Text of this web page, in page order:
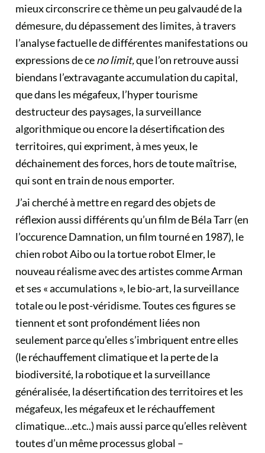
mieux circonscrire ce thème un peu galvaudé de la
démesure, du dépassement des limites, à travers
l’analyse factuelle de différentes manifestations ou
expressions de ceno limit,que l’on retrouve aussi
biendans l’extravagante accumulation du capital,
que dans les mégafeux, l’hyper tourisme
destructeur des paysages, la surveillance
algorithmique ou encore la désertification des
territoires, qui expriment, à mes yeux, le
déchainement des forces, hors de toute maîtrise,
qui sont en train de nous emporter.
J’ai cherché à mettre en regard des objets de
réflexion aussi différents qu’un film de Béla Tarr (en
l’occurence Damnation, un film tourné en 1987), le
chien robot Aibo ou la tortue robot Elmer, le
nouveau réalisme avec des artistes comme Arman
et ses « accumulations », le bio-art, la surveillance
totale ou le post-véridisme. Toutes ces figures se
tiennent et sont profondément liées non
seulement parce qu’elles s’imbriquent entre elles
(le réchauffement climatique et la perte de la
biodiversité, la robotique et la surveillance
généralisée, la désertification des territoires et les
mégafeux, les mégafeux et le réchauffement
climatique…etc..) mais aussi parce qu’elles relèvent
toutes d’un même processus global –